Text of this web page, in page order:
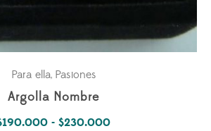
Para ella, Pasiones
Argolla Nombre
190.000 - $230.000Rango